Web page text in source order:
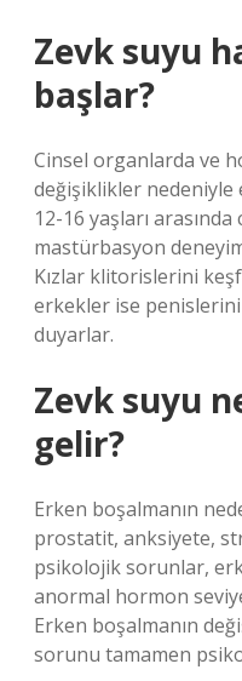
Zevk suyu
başlar?
Cinsel organlarda ve
değişiklikler nedeniyle
12-16 yaşları
mastürbasyon
Kızlar klitorislerini
erkekler ise
duyarlar.
Zevk suyu
gelir?
Erken boşalmanın
prostatit, anksiyete,
psikolojik sorunlar,
anormal hormon
Erken boşalmanın
sorunu tamamen